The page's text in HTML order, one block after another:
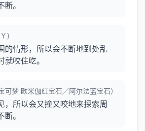
。
）
的情形，所以会不断地到处乱
咬住吃。
可梦 欧米伽红宝石／阿尔法蓝宝石）
，所以会又撞又咬地来探索周
。